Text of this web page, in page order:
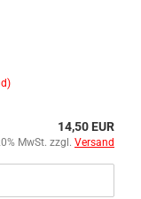
14,50 EUR
MwSt. zzgl. Versand